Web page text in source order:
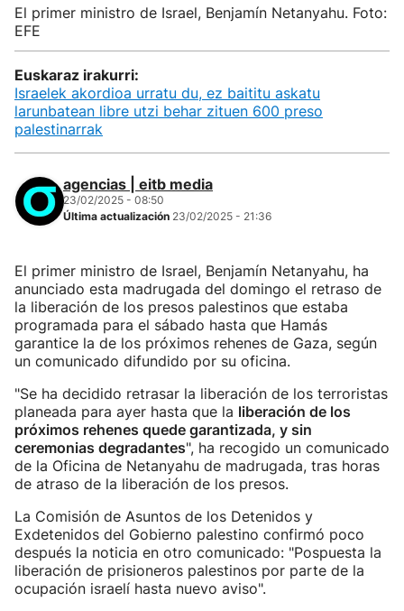
El primer ministro de Israel, Benjamín Netanyahu. Foto:
EFE
Euskaraz irakurri:
Israelek akordioa urratu du, ez baititu askatu
larunbatean libre utzi behar zituen 600 preso
palestinarrak
agencias | eitb media
23/02/2025 - 08:50
Última actualización 23/02/2025 - 21:36
El primer ministro de Israel, Benjamín Netanyahu, ha
anunciado esta madrugada del domingo el retraso de
la liberación de los presos palestinos que estaba
programada para el sábado hasta que Hamás
garantice la de los próximos rehenes de Gaza, según
un comunicado difundido por su oficina.
"Se ha decidido retrasar la liberación de los terroristas
planeada para ayer hasta que la liberación de los
próximos rehenes quede garantizada, y sin
ceremonias degradantes", ha recogido un comunicado
de la Oficina de Netanyahu de madrugada, tras horas
de atraso de la liberación de los presos.
La Comisión de Asuntos de los Detenidos y
Exdetenidos del Gobierno palestino confirmó poco
después la noticia en otro comunicado: "Pospuesta la
liberación de prisioneros palestinos por parte de la
ocupación israelí hasta nuevo aviso".